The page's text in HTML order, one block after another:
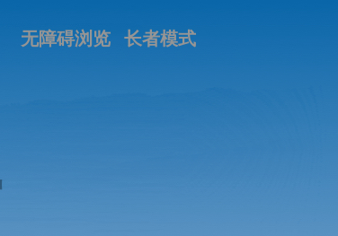
长者模式
无障碍浏览